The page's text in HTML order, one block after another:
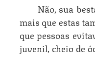
Não, sua
mais que estas
que pessoas
juvenil, cheio de